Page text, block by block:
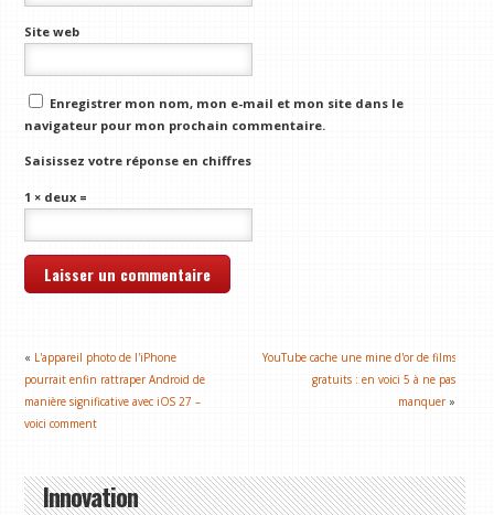
Site web
Enregistrer mon nom, mon e-mail et mon site dans le
navigateur pour mon prochain commentaire.
Saisissez votre réponse en chiffres
1 × deux =
« L'appareil photo de l'iPhone
pourrait enfin rattraper Android de
manière significative avec iOS 27 –
voici comment
YouTube cache une mine d'or de films
gratuits : en voici 5 à ne pas
manquer »
Innovation